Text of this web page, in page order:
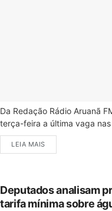
Da Redação Rádio Aruanã
terça-feira a última vaga
LEIA MAIS
Deputados analisam
tarifa mínima sobre